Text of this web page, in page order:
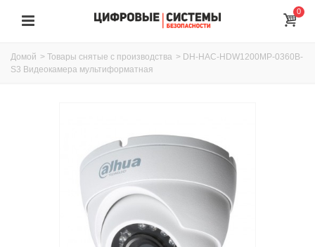
0
Домой > Товары снятые с производства > DH-HAC-HDW1200MP-0360B-
S3 Видеокамера мультиформатная